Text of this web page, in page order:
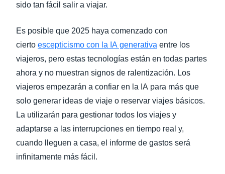
sido tan fácil salir a viajar.
Es posible que 2025 haya comenzado con
cierto escepticismo con la IA generativa entre los
viajeros, pero estas tecnologías están en todas partes
ahora y no muestran signos de ralentización. Los
viajeros empezarán a confiar en la IA para más que
solo generar ideas de viaje o reservar viajes básicos.
La utilizarán para gestionar todos los viajes y
adaptarse a las interrupciones en tiempo real y,
cuando lleguen a casa, el informe de gastos será
infinitamente más fácil.